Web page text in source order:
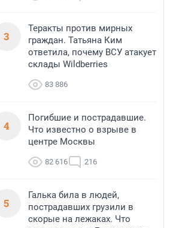
3
Теракты против мирных
граждан. Татьяна Ким
ответила, почему ВСУ атакует
склады Wildberries
83 886
4
Погибшие и пострадавшие.
Что известно о взрыве в
центре Москвы
82 616 216
5
Галька била в людей,
пострадавших грузили в
скорые на лежаках. Что